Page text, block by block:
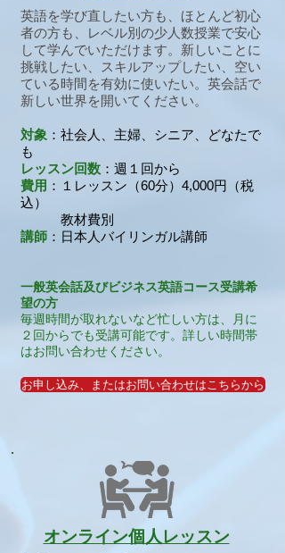
英語を学び直したい方も、ほとんど初心
者の方も、レベル別の少人数授業で安心
して学んでいただけます。新しいことに
挑戦したい、スキルアップしたい、空い
ている時間を有効に使いたい。英会話で
新しい世界を開いてください。
対象 ：社会人、主婦、シニア、どなたで
も
レッスン回数 ： 週１回から
費用 ：１レッスン（60分）4,000円（税
込）
教材費別
講師 ：日本人バイリンガル講師
一般英会話及びビジネス英語コース受講希
望の方
毎週時間が取れないなど忙しい方は、月に
２回からでも受講可能です。詳しい時間帯
はお問い合わせください。
お申し込み、またはお問い合わせはこちらから
オンライン個人レッスン